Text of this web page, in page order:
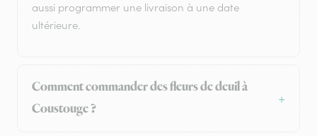
aussi programmer une livraison à une date
ultérieure.
Comment commander des fleurs de deuil à
Coustouge ?